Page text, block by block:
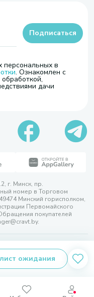
ожидания
персональных в
. Ознакомлен с
дачи
Подписаться
г. Минск, пр.
номер в Торговом
Минский горисполком,
Первомайского
покупателей